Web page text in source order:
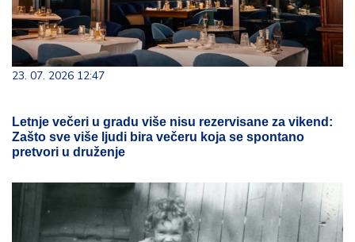
23. 07. 2026 12:47
Letnje večeri u gradu više nisu rezervisane za vikend:
Zašto sve više ljudi bira večeru koja se spontano
pretvori u druženje